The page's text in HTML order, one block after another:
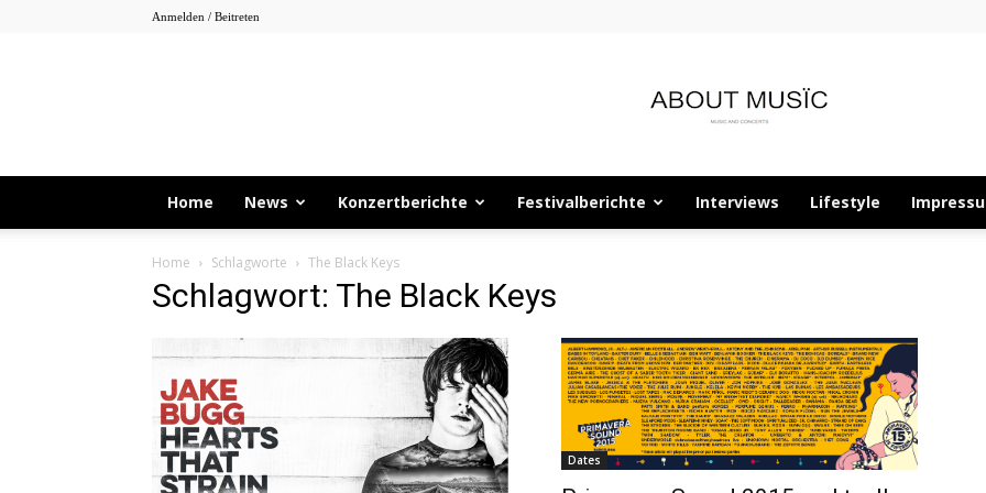
Anmelden / Beitreten
About
Musïc
Home News Konzertberichte Festivalberichte Interviews Lifestyle
Home Schlagworte The Black Keys
Schlagwort: The Black Keys
Dates